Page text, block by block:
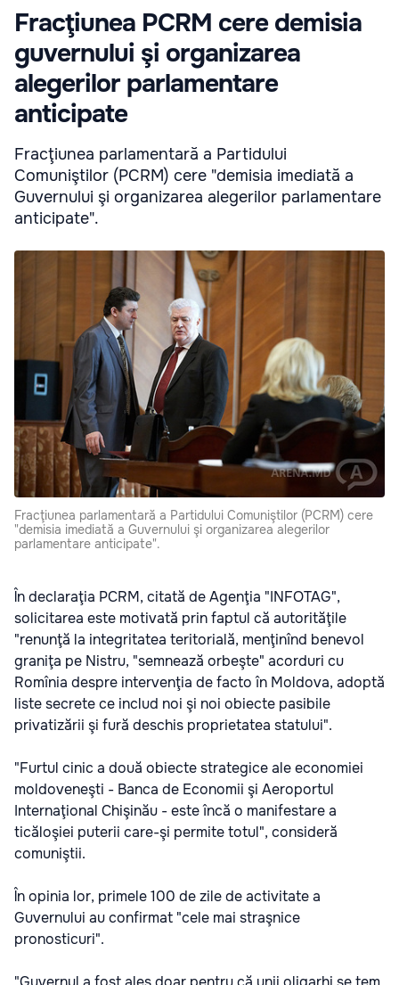
Fracţiunea PCRM cere demisia
guvernului şi organizarea
alegerilor parlamentare
anticipate
Fracţiunea parlamentară a Partidului
Comuniştilor (PCRM) cere "demisia imediată a
Guvernului şi organizarea alegerilor parlamentare
anticipate".
Fracţiunea parlamentară a Partidului Comuniştilor (PCRM) cere
"demisia imediată a Guvernului şi organizarea alegerilor
parlamentare anticipate".
În declaraţia PCRM, citată de Agenţia "INFOTAG",
solicitarea este motivată prin faptul că autorităţile
"renunţă la integritatea teritorială, menţinînd benevol
graniţa pe Nistru, "semnează orbeşte" acorduri cu
Romînia despre intervenţia de facto în Moldova, adoptă
liste secrete ce includ noi şi noi obiecte pasibile
privatizării şi fură deschis proprietatea statului".
"Furtul cinic a două obiecte strategice ale economiei
moldoveneşti - Banca de Economii şi Aeroportul
Internaţional Chişinău - este încă o manifestare a
ticăloşiei puterii care-şi permite totul", consideră
comuniştii.
În opinia lor, primele 100 de zile de activitate a
Guvernului au confirmat "cele mai straşnice
pronosticuri".